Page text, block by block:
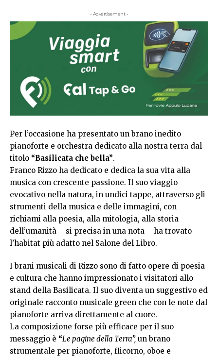
- Advertisement -
Per l’occasione ha presentato un brano inedito
pianoforte e orchestra dedicato alla nostra terra dal
titolo “Basilicata che bella”.
Franco Rizzo ha dedicato e dedica la sua vita alla
musica con crescente passione. Il suo viaggio
evocativo nella natura, in undici tappe, attraverso gli
strumenti della musica e delle immagini, con
richiami alla poesia, alla mitologia, alla storia
dell’umanità – si precisa in una nota – ha trovato
l’habitat più adatto nel Salone del Libro.
I brani musicali di Rizzo sono di fatto opere di poesia
e cultura che hanno impressionato i visitatori allo
stand della Basilicata. Il suo diventa un suggestivo ed
originale racconto musicale green che con le note dal
pianoforte arriva direttamente al cuore.
La composizione forse più efficace per il suo
messaggio è “Le pagine della Terra”, un brano
strumentale per pianoforte, flicorno, oboe e